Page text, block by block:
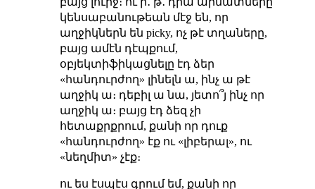
կենսաբանութեան մէջ են, որ
աղջիկներն են picky, ոչ թէ տղաները,
բայց ամէն դէպքում,
օբյեկտիֆիկացնելը էդ ձեր
«հանդուրժող» լինելն ա, ինչ ա թէ
աղջիկ ա։ դեբիլ ա նա, յետո՞յ ինչ որ
աղջիկ ա։ բայց էդ ձեզ չի
հետաքրքրում, քանի որ դուք
«հանդուրժող» էք ու «լիբերալ», ու
«նեղմիտ» չէք։
ու ես էսպէս գրում եմ, քանի որ